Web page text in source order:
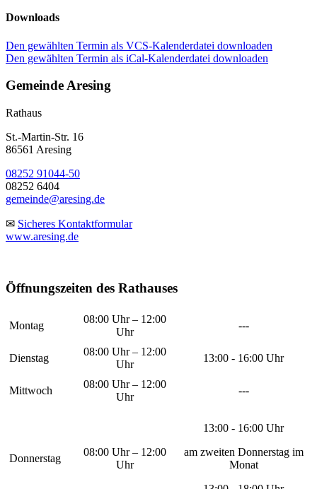
Downloads
Den gewählten Termin als VCS-Kalenderdatei downloaden
Den gewählten Termin als iCal-Kalenderdatei downloaden
Gemeinde Aresing
Rathaus
St.-Martin-Str. 16
86561 Aresing
08252 91044-50
08252 6404
gemeinde@aresing.de
✉ Sicheres Kontaktformular
www.aresing.de
Öffnungszeiten des Rathauses
Montag
08:00 Uhr – 12:00
Uhr
---
Dienstag
08:00 Uhr – 12:00
Uhr
13:00 - 16:00 Uhr
Mittwoch
08:00 Uhr – 12:00
Uhr
---
Donnerstag
08:00 Uhr – 12:00
Uhr
13:00 - 16:00 Uhr
am zweiten Donnerstag im
Monat